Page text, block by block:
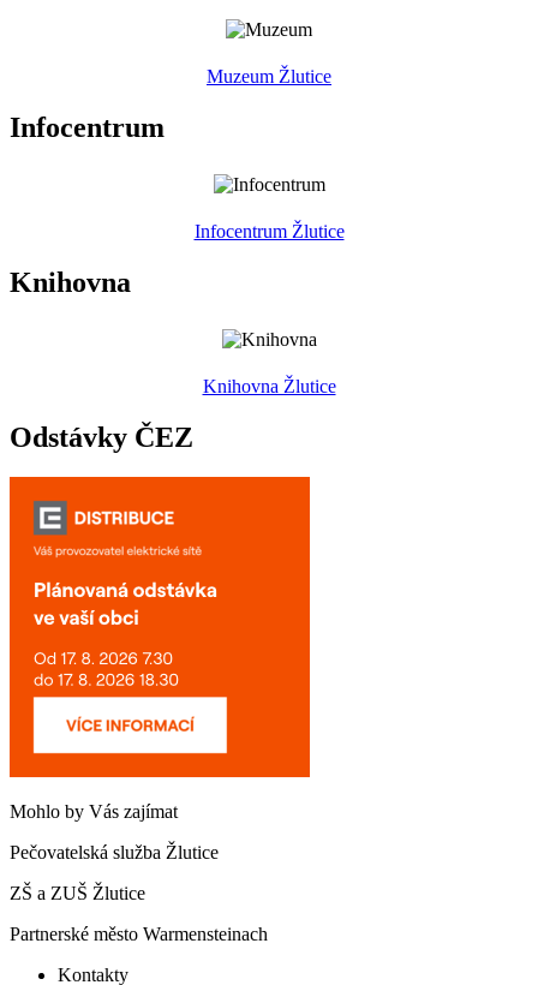
Muzeum Žlutice
Infocentrum
Infocentrum Žlutice
Knihovna
Knihovna Žlutice
Odstávky ČEZ
Mohlo by Vás zajímat
Pečovatelská služba Žlutice
ZŠ a ZUŠ Žlutice
Partnerské město Warmensteinach
Kontakty